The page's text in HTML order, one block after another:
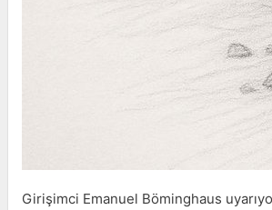
Girişimci Emanuel Böminghaus